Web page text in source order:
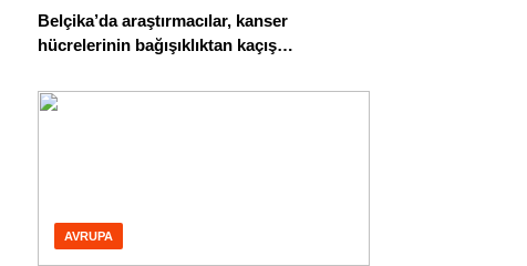
Belçika’da araştırmacılar, kanser
hücrelerinin bağışıklıktan kaçış
AVRUPA